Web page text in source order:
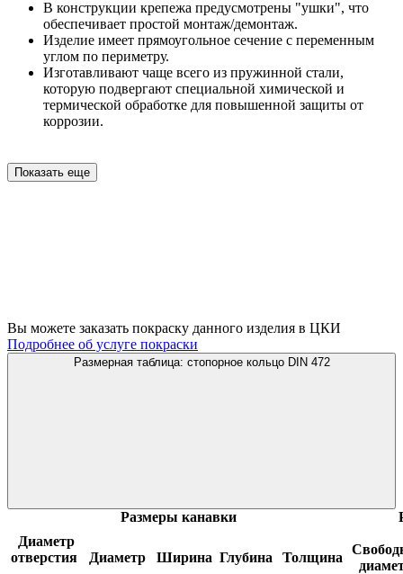
В конструкции крепежа предусмотрены "ушки", что
обеспечивает простой монтаж/демонтаж.
Изделие имеет прямоугольное сечение с переменным
углом по периметру.
Изготавливают чаще всего из пружинной стали,
которую подвергают специальной химической и
термической обработке для повышенной защиты от
коррозии.
Показать еще
Вы можете заказать покраску данного изделия в ЦКИ
Подробнее об услуге покраски
Размерная таблица: стопорное кольцо DIN 472
Диаметр
отверстия
Размеры канавки
Диаметр Ширина Глубина Толщина